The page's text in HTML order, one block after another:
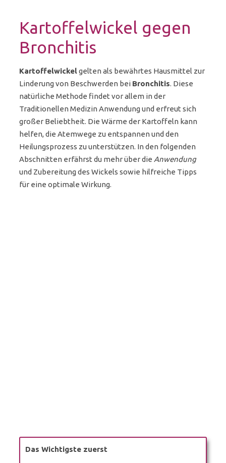
Kartoffelwickel gegen
Bronchitis
Kartoffelwickelgelten als bewährtes Hausmittel zur
Linderung von Beschwerden bei Bronchitis. Diese
natürliche Methode findet vor allem in der
Traditionellen Medizin Anwendung und erfreut sich
großer Beliebtheit. Die Wärme der Kartoffeln kann
helfen, die Atemwege zu entspannen und den
Heilungsprozess zu unterstützen. In den folgenden
Abschnitten erfährst du mehr über die Anwendung
und Zubereitung des Wickels sowie hilfreiche Tipps
für eine optimale Wirkung.
Das Wichtigste zuerst